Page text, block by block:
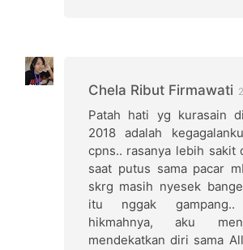
Chela Ribut Firmawati
Patah hati yg kurasain
2018 adalah
cpns.. rasanya lebih sakit
saat putus sama pacar
skrg masih nyesek
itu nggak
hikmahnya, aku
mendekatkan diri sama